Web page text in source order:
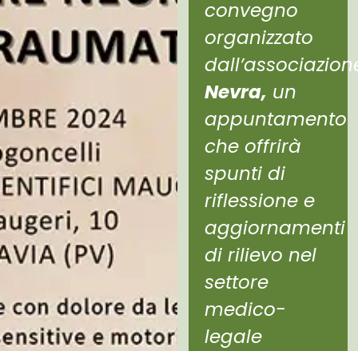
convegno
organizzato
Nevra, un
appuntamento
che offrirà
spunti di
riflessione e
aggiornamenti
di rilievo nel
settore
medico-
legale